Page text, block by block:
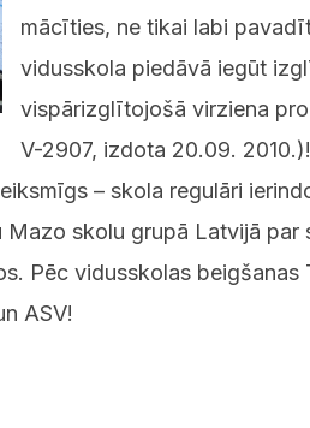
mācīties, ne tikai labi
vidusskola piedāvā iegūt
vispārizglītojošā virziena
V-2907, izdota 20.09.
– skola regulāri
skolu grupā Latvijā
Pēc vidusskolas
ASV!